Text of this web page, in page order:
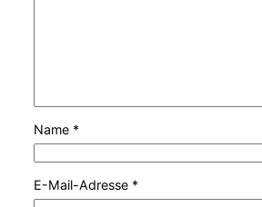
Name *
E-Mail-Adresse *